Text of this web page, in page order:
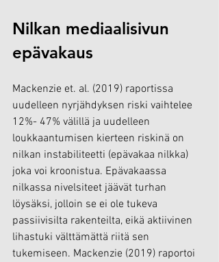
Nilkan mediaalisivun
epävakaus
Mackenzie et. al. (2019) raportissa
uudelleen nyrjähdyksen riski vaihtelee
12%- 47% välillä ja uudelleen
loukkaantumisen kierteen riskinä on
nilkan instabiliteetti (epävakaa nilkka)
joka voi kroonistua. Epävakaassa
nilkassa nivelsiteet jäävät turhan
löysäksi, jolloin se ei ole tukeva
passiivisilta rakenteilta, eikä aktiivinen
lihastuki välttämättä riitä sen
tukemiseen. Mackenzie (2019) raportoi